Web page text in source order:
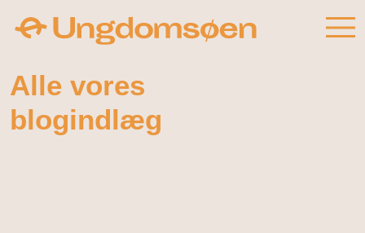
Alle vores
blogindlæg